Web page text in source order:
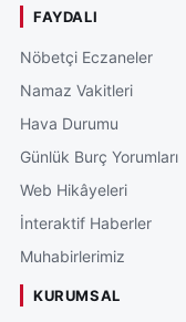
FAYDALI
Nöbetçi Eczaneler
Namaz Vakitleri
Hava Durumu
Günlük Burç Yorumları
Web Hikâyeleri
İnteraktif Haberler
Muhabirlerimiz
KURUMSAL